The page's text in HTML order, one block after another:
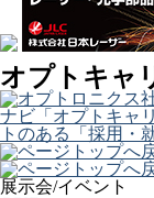
オプトキャ
展示会/イベント